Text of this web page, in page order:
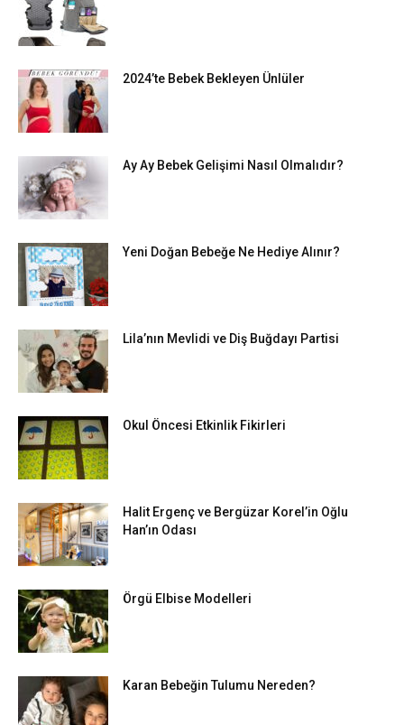
2024’te Bebek Bekleyen Ünlüler
Ay Ay Bebek Gelişimi Nasıl Olmalıdır?
Yeni Doğan Bebeğe Ne Hediye Alınır?
Lila’nın Mevlidi ve Diş Buğdayı Partisi
Okul Öncesi Etkinlik Fikirleri
Halit Ergenç ve Bergüzar Korel’in Oğlu
Han’ın Odası
Örgü Elbise Modelleri
Karan Bebeğin Tulumu Nereden?